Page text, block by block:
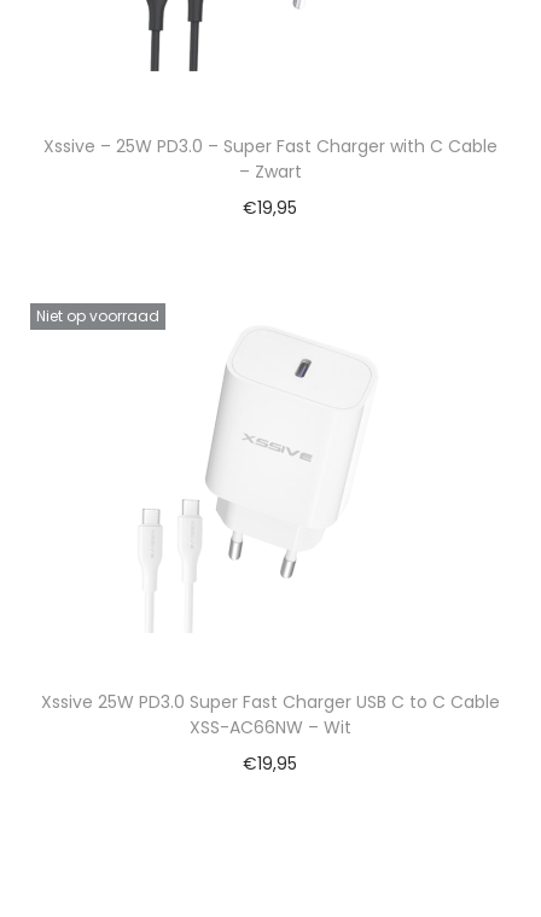
Xssive – 25W PD3.0 – Super Fast Charger with C Cable
– Zwart
€19,95
Niet op voorraad
Xssive 25W PD3.0 Super Fast Charger USB C to C Cable
XSS-AC66NW – Wit
€19,95